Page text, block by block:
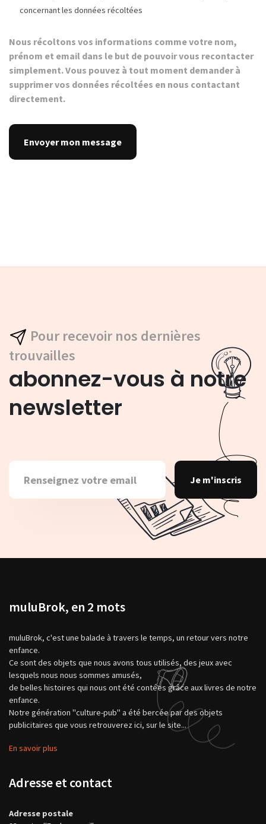
concernant les données récoltées
Nous récoltons vos informations comme votre nom,
prénom et email dans le but de pouvoir vous recontacter
simplement. Vous pouvez à tout moment demander à
supprimer vos données récoltées en nous contactant
directement.
Pour recevoir nos dernières
trouvailles
abonnez-vous à notre
newsletter
Je m'inscris
muluBrok, en 2 mots
muluBrok, c'est une balade à travers le temps, un retour vers notre
enfance.
Ce sont des objets que nous avons tous utilisés, des jeux avec
lesquels nous nous sommes amusés,
de belles histoires qui nous ont été contées grâce aux livres de notre
enfance.
Notre génération "culture-pub" a été bercée par des objets
publicitaires que vous retrouverez ici, sur le site...
En savoir plus
Adresse et contact
Adresse postale